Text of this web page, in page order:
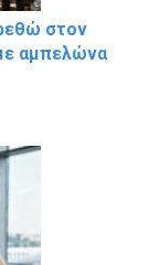
στον
αμπελώνα